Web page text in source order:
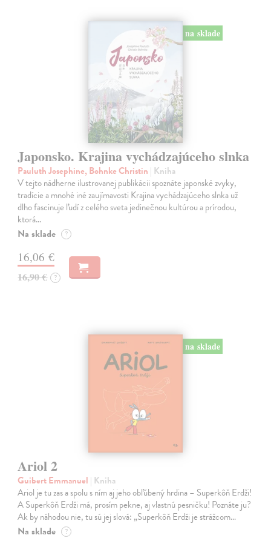
na sklade
Japonsko. Krajina vychádzajúceho slnka
Pauluth Josephine, Bohnke Christin | Kniha
V tejto nádherne ilustrovanej publikácii spoznáte japonské zvyky,
tradície a mnohé iné zaujímavosti Krajina vychádzajúceho slnka už
dlho fascinuje ľudí z celého sveta jedinečnou kultúrou a prírodou,
ktorá…
Na sklade ?
16,06 €
16,90 € ?
na sklade
Ariol 2
Guibert Emmanuel | Kniha
Ariol je tu zas a spolu s ním aj jeho obľúbený hrdina – Superkôň Erdži!
A Superkôň Erdži má, prosím pekne, aj vlastnú pesničku! Poznáte ju?
Ak by náhodou nie, tu sú jej slová: „Superkôň Erdži je strážcom…
Na sklade ?